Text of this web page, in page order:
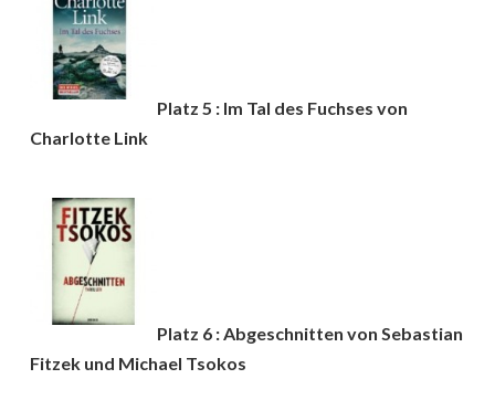
Platz 5 : Im Tal des Fuchses von
Charlotte Link
Platz 6 : Abgeschnitten von Sebastian
Fitzek und Michael Tsokos